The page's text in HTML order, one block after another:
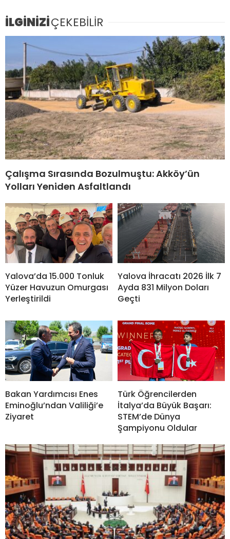
İLGİNİZİÇEKEBİLİR
Çalışma Sırasında Bozulmuştu: Akköy’ün
Yolları Yeniden Asfaltlandı
Yalova’da 15.000 Tonluk
Yüzer Havuzun Omurgası
Yerleştirildi
Yalova İhracatı 2026 İlk 7
Ayda 831 Milyon Doları
Geçti
Bakan Yardımcısı Enes
Eminoğlu’ndan Valiliği’e
Ziyaret
Türk Öğrencilerden
İtalya’da Büyük Başarı:
STEM’de Dünya
Şampiyonu Oldular